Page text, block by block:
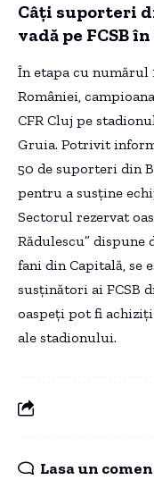
Câți suporteri
vadă pe FCSB
În etapa cu
României,
CFR Cluj pe
Gruia. Potrivit
50 de suporteri din
pentru a susține
Sectorul rezervat
Rădulescu” dispune
fani din Capitală, se
susținători ai FCSB
oaspeți pot fi
ale stadionului.
Lasa un